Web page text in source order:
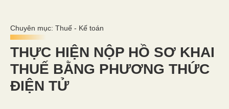
Chuyên mục: Thuế - Kế toán
THỰC HIỆN NỘP HỒ SƠ KHAI
THUẾ BẰNG PHƯƠNG THỨC
ĐIỆN TỬ